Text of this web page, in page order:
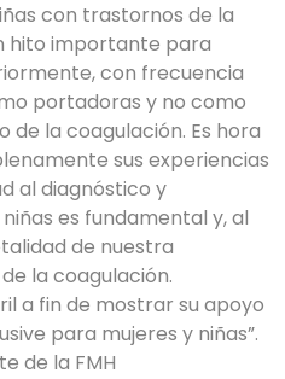
con trastornos de la
hito importante para
con frecuencia
portadoras y no como
la coagulación. Es hora
sus experiencias
al diagnóstico y
es fundamental y, al
de nuestra
la coagulación.
a fin de mostrar su apoyo
para mujeres y niñas”.
de la FMH